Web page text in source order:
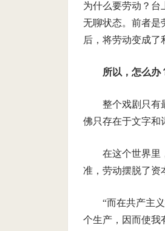
为什么要劳动？台
无聊状态。前者是
后，将劳动变成了
所以，怎么办
整个戏剧只有
佛只存在于文字和
在这个世界里
准，劳动摆脱了资
“而在共产主
个生产，因而使我